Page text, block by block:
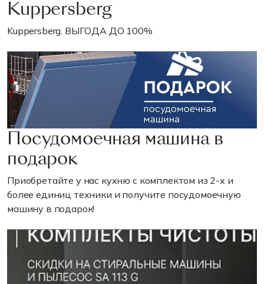
Kuppersberg
Kuppersberg. ВЫГОДА ДО 100%
Посудомоечная машина в
подарок
Приобретайте у нас кухню с комплектом из 2-х и
более единиц техники и получите посудомоечную
машину в подарок!